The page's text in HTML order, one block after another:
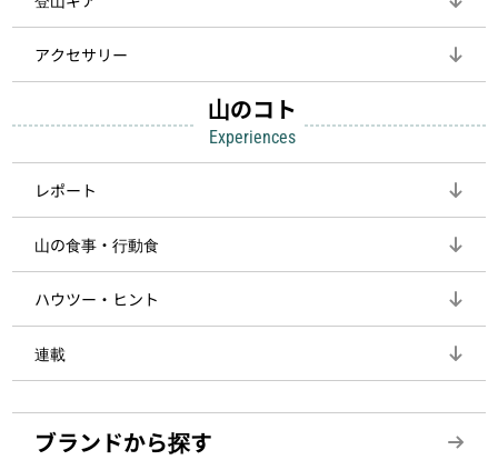
アクセサリー
山のコト
Experiences
レポート
山の食事・行動食
ハウツー・ヒント
連載
ブランドから探す